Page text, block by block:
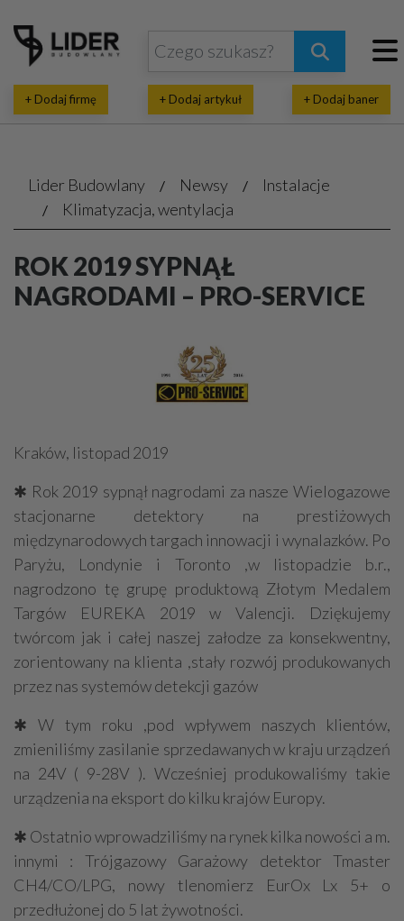
+ Dodaj firmę + Dodaj artykuł + Dodaj baner
Lider Budowlany Newsy
Instalacje
Klimatyzacja, wentylacja
ROK 2019 SYPNĄŁ
NAGRODAMI – PRO-SERVICE
Kraków, listopad 2019
✱ Rok 2019 sypnął nagrodami za nasze Wielogazowe
stacjonarne detektory na prestiżowych
międzynarodowych targach innowacji i wynalazków. Po
Paryżu, Londynie i Toronto ,w listopadzie b.r.,
nagrodzono tę grupę produktową Złotym Medalem
Targów EUREKA 2019 w Valencji. Dziękujemy
twórcom jak i całej naszej załodze za konsekwentny,
zorientowany na klienta ,stały rozwój produkowanych
przez nas systemów detekcji gazów
✱ W tym roku ,pod wpływem naszych klientów,
zmieniliśmy zasilanie sprzedawanych w kraju urządzeń
na 24V ( 9-28V ). Wcześniej produkowaliśmy takie
urządzenia na eksport do kilku krajów Europy.
✱ Ostatnio wprowadziliśmy na rynek kilka nowości a m.
innymi : Trójgazowy Garażowy detektor Tmaster
CH4/CO/LPG, nowy tlenomierz EurOx Lx 5+ o
przedłużonej do 5 lat żywotności.